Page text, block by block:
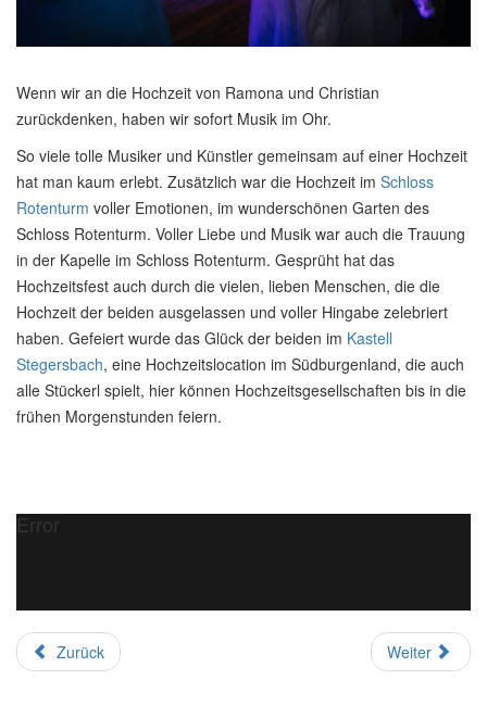
Wenn wir an die Hochzeit von Ramona und Christian
zurückdenken, haben wir sofort Musik im Ohr.
So viele tolle Musiker und Künstler gemeinsam auf einer Hochzeit
hat man kaum erlebt. Zusätzlich war die Hochzeit im Schloss
Rotenturm voller Emotionen, im wunderschönen Garten des
Schloss Rotenturm. Voller Liebe und Musik war auch die Trauung
in der Kapelle im Schloss Rotenturm. Gesprüht hat das
Hochzeitsfest auch durch die vielen, lieben Menschen, die die
Hochzeit der beiden ausgelassen und voller Hingabe zelebriert
haben. Gefeiert wurde das Glück der beiden im Kastell
Stegersbach, eine Hochzeitslocation im Südburgenland, die auch
alle Stückerl spielt, hier können Hochzeitsgesellschaften bis in die
frühen Morgenstunden feiern.
Error
Zurück Weiter